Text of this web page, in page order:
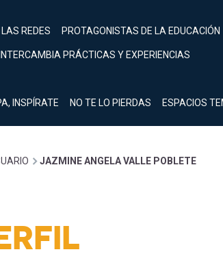
REDES PROTAGONISTAS DE LA EDUCACIÓN
PRÁCTICAS Y EXPERIENCIAS
INSPÍRATE NO TE LO PIERDAS ESPACIOS
JAZMINE ANGELA VALLE POBLETE